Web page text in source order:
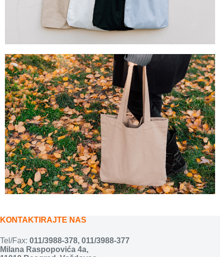
KONTAKTIRAJTE NAS
Tel/Fax: 011/3988-378, 011/3988-377
Milana Raspopovića 4a,